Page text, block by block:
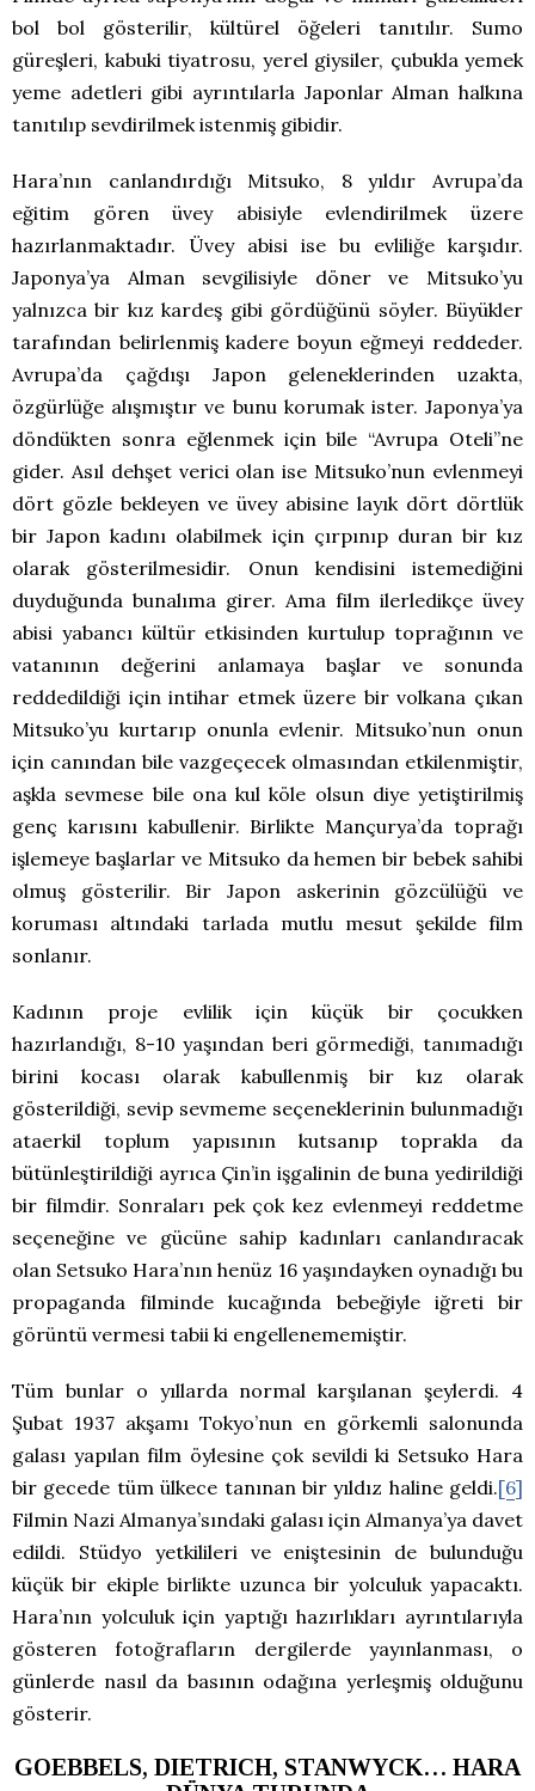
bol bol gösterilir, kültürel öğeleri tanıtılır. Sumo
güreşleri, kabuki tiyatrosu, yerel giysiler, çubukla yemek
yeme adetleri gibi ayrıntılarla Japonlar Alman halkına
tanıtılıp sevdirilmek istenmiş gibidir.
Hara’nın canlandırdığı Mitsuko, 8 yıldır Avrupa’da
eğitim gören üvey abisiyle evlendirilmek üzere
hazırlanmaktadır. Üvey abisi ise bu evliliğe karşıdır.
Japonya’ya Alman sevgilisiyle döner ve Mitsuko’yu
yalnızca bir kız kardeş gibi gördüğünü söyler. Büyükler
tarafından belirlenmiş kadere boyun eğmeyi reddeder.
Avrupa’da çağdışı Japon geleneklerinden uzakta,
özgürlüğe alışmıştır ve bunu korumak ister. Japonya’ya
döndükten sonra eğlenmek için bile “Avrupa Oteli”ne
gider. Asıl dehşet verici olan ise Mitsuko’nun evlenmeyi
dört gözle bekleyen ve üvey abisine layık dört dörtlük
bir Japon kadını olabilmek için çırpınıp duran bir kız
olarak gösterilmesidir. Onun kendisini istemediğini
duyduğunda bunalıma girer. Ama film ilerledikçe üvey
abisi yabancı kültür etkisinden kurtulup toprağının ve
vatanının değerini anlamaya başlar ve sonunda
reddedildiği için intihar etmek üzere bir volkana çıkan
Mitsuko’yu kurtarıp onunla evlenir. Mitsuko’nun onun
için canından bile vazgeçecek olmasından etkilenmiştir,
aşkla sevmese bile ona kul köle olsun diye yetiştirilmiş
genç karısını kabullenir. Birlikte Mançurya’da toprağı
işlemeye başlarlar ve Mitsuko da hemen bir bebek sahibi
olmuş gösterilir. Bir Japon askerinin gözcülüğü ve
koruması altındaki tarlada mutlu mesut şekilde film
sonlanır.
Kadının proje evlilik için küçük bir çocukken
hazırlandığı, 8-10 yaşından beri görmediği, tanımadığı
birini kocası olarak kabullenmiş bir kız olarak
gösterildiği, sevip sevmeme seçeneklerinin bulunmadığı
ataerkil toplum yapısının kutsanıp toprakla da
bütünleştirildiği ayrıca Çin’in işgalinin de buna yedirildiği
bir filmdir. Sonraları pek çok kez evlenmeyi reddetme
seçeneğine ve gücüne sahip kadınları canlandıracak
olan Setsuko Hara’nın henüz 16 yaşındayken oynadığı bu
propaganda filminde kucağında bebeğiyle iğreti bir
görüntü vermesi tabii ki engellenememiştir.
Tüm bunlar o yıllarda normal karşılanan şeylerdi. 4
Şubat 1937 akşamı Tokyo’nun en görkemli salonunda
galası yapılan film öylesine çok sevildi ki Setsuko Hara
bir gecede tüm ülkece tanınan bir yıldız haline geldi.[6]
Filmin Nazi Almanya’sındaki galası için Almanya’ya davet
edildi. Stüdyo yetkilileri ve eniştesinin de bulunduğu
küçük bir ekiple birlikte uzunca bir yolculuk yapacaktı.
Hara’nın yolculuk için yaptığı hazırlıkları ayrıntılarıyla
gösteren fotoğrafların dergilerde yayınlanması, o
günlerde nasıl da basının odağına yerleşmiş olduğunu
gösterir.
GOEBBELS, DIETRICH, STANWYCK… HARA